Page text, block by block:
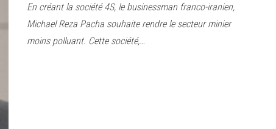
En créant la société 4S, le businessman franco-iranien,
Michael Reza Pacha souhaite rendre le secteur minier
moins polluant. Cette société,…